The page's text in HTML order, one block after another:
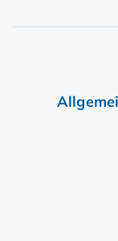
Sie
Dorf- &